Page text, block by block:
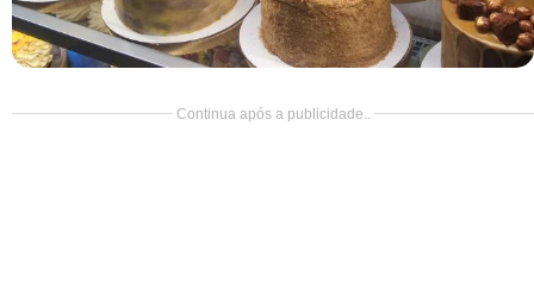
Continua após a publicidade..